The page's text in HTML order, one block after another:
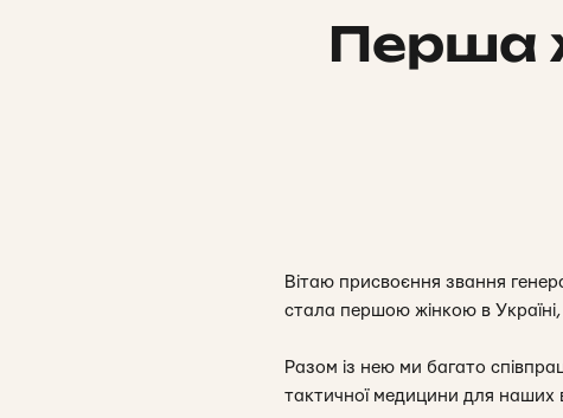
Перша
Вітаю присвоєння звання
стала першою жінкою в
Разом із нею ми багато
тактичної медицини для наших